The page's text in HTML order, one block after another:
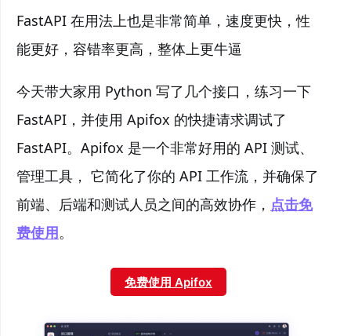
FastAPI 在用法上也是非常简单，速度更快，性
能更好，容错率更高，整体上更牛逼
今天带大家用 Python 写了几个接口，练习一下
FastAPI，并使用 Apifox 的快捷请求调试了
FastAPI。Apifox 是一个非常好用的 API 测试、
管理工具， 它简化了你的 API 工作流，并确保了
前端、后端和测试人员之间的高效协作， 点击免
费使用。
免费使用 Apifox